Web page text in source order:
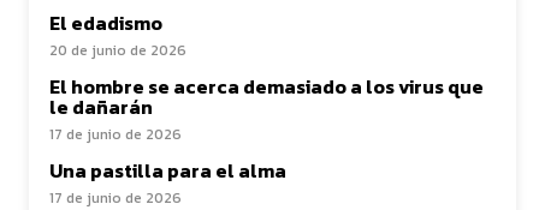
El edadismo
20 de junio de 2026
El hombre se acerca demasiado a los virus que
le dañarán
17 de junio de 2026
Una pastilla para el alma
17 de junio de 2026